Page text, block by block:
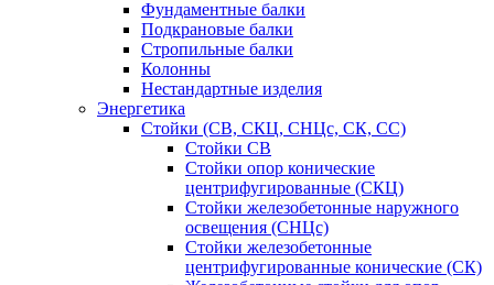
Фундаментные балки
Подкрановые балки
Стропильные балки
Колонны
Нестандартные изделия
Энергетика
Стойки (СВ, СКЦ, СНЦс, СК, СС)
Стойки СВ
Стойки опор конические
центрифугированные (СКЦ)
Стойки железобетонные наружного
освещения (СНЦс)
Стойки железобетонные
центрифугированные конические (СК)